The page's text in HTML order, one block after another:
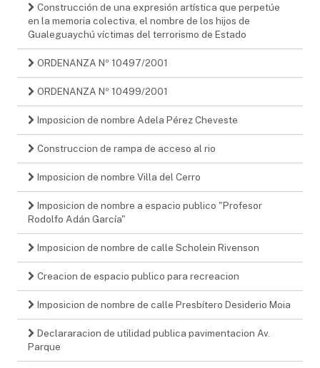
Construcción de una expresión artística que perpetúe
en la memoria colectiva, el nombre de los hijos de
Gualeguaychú víctimas del terrorismo de Estado
ORDENANZA Nº 10497/2001
ORDENANZA Nº 10499/2001
Imposicion de nombre Adela Pérez Cheveste
Construccion de rampa de acceso al rio
Imposicion de nombre Villa del Cerro
Imposicion de nombre a espacio publico "Profesor
Rodolfo Adán García"
Imposicion de nombre de calle Scholein Rivenson
Creacion de espacio publico para recreacion
Imposicion de nombre de calle Presbítero Desiderio Moia
Declararacion de utilidad publica pavimentacion Av.
Parque